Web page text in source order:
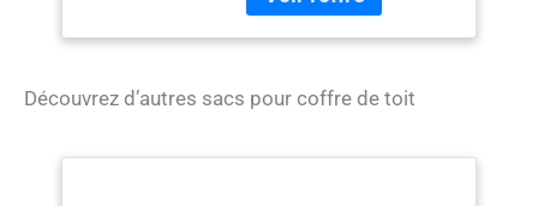
Découvrez d’autres sacs pour coffre de toit